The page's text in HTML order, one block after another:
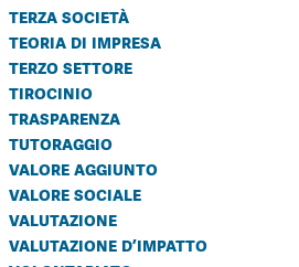
terza società
teoria di impresa
terzo settore
tirocinio
trasparenza
tutoraggio
valore aggiunto
valore sociale
valutazione
valutazione d’impatto